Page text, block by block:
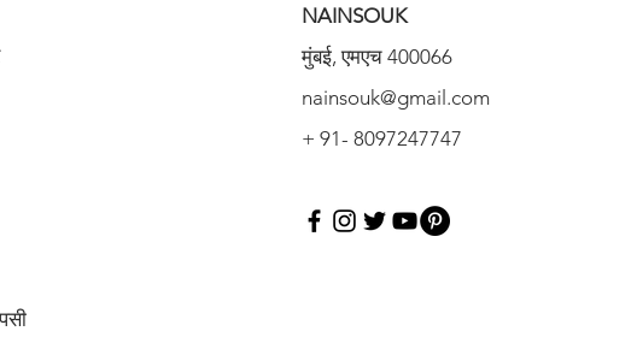
NAINSOUK
मुंबई, एमएच 400066
nainsouk@gmail.com
+ 91- 8097247747